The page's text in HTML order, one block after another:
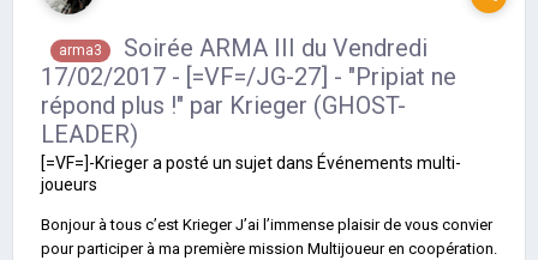
arma3
Soirée ARMA III du Vendredi
17/02/2017 - [=VF=/JG-27] - "Pripiat ne
répond plus !" par Krieger (GHOST-
LEADER)
[=VF=]-Kriegera posté un sujet dans Événements multi-
joueurs
Bonjour à tous c’est Krieger J’ai l’immense plaisir de vous convier
pour participer à ma première mission Multijoueur en coopération.